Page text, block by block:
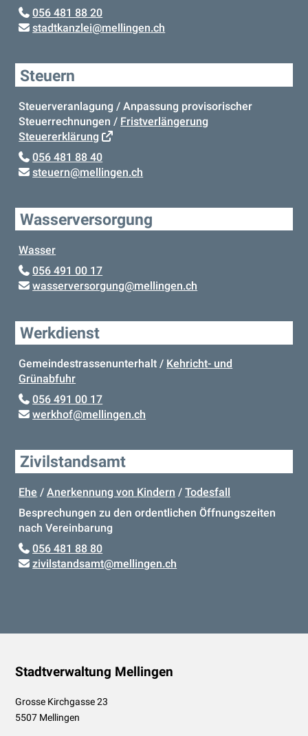
056 481 88 20
stadtkanzlei@mellingen.ch
Steuern
Steuerveranlagung / Anpassung provisorischer
Steuerrechnungen / Fristverlängerung
Steuererklärung
056 481 88 40
steuern@mellingen.ch
Wasserversorgung
Wasser
056 491 00 17
wasserversorgung@mellingen.ch
Werkdienst
Gemeindestrassenunterhalt / Kehricht- und
Grünabfuhr
056 491 00 17
werkhof@mellingen.ch
Zivilstandsamt
Ehe /Anerkennung von Kindern /Todesfall
Besprechungen zu den ordentlichen Öffnungszeiten
nach Vereinbarung
056 481 88 80
zivilstandsamt@mellingen.ch
Footer
Stadtverwaltung Mellingen
Grosse Kirchgasse 23
5507 Mellingen